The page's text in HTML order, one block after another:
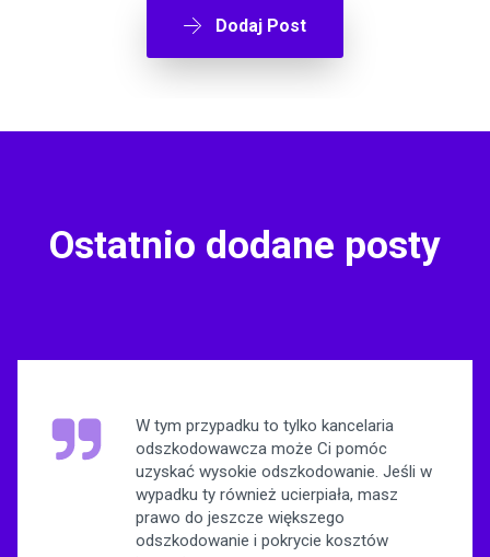
Dodaj Post
Ostatnio dodane posty
W tym przypadku to tylko kancelaria
odszkodowawcza może Ci pomóc
uzyskać wysokie odszkodowanie. Jeśli w
wypadku ty również ucierpiała, masz
prawo do jeszcze większego
odszkodowanie i pokrycie kosztów